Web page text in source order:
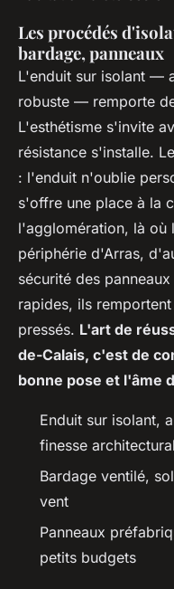
Les procédés
bardage, panneaux
L'enduit sur isolant —
robuste — remporte
L'esthétisme s'invite
résistance s'installe.
: l'enduit n'oublie
s'offre une place à la
l'agglomération, là où
périphérie d'Arras,
sécurité des
rapides, ils
pressés. L'art de
de-Calais, c'est de
bonne pose et l'âme
Enduit sur isolant,
finesse
Bardage ventilé,
vent
Panneaux
petits budgets